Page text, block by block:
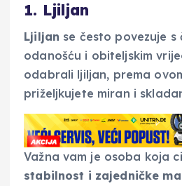
1. Ljiljan
Ljiljan se često povezuje s
odanošću i obiteljskim
odabrali ljiljan, prema
priželjkujete miran i
Važna vam je osoba koja
stabilnost i zajedničke